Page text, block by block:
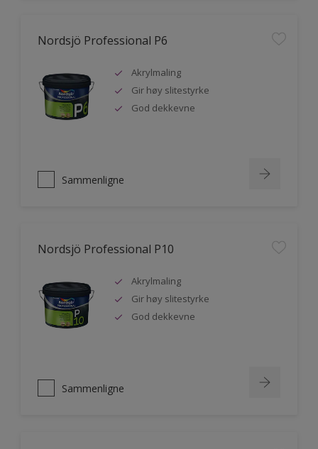
Nordsjö Professional P6
Akrylmaling
Gir høy slitestyrke
God dekkevne
Sammenligne
Nordsjö Professional P10
Akrylmaling
Gir høy slitestyrke
God dekkevne
Sammenligne